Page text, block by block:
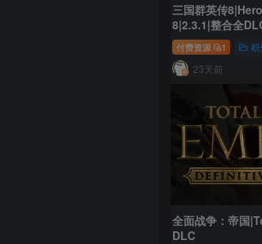
三国群英传
8|2.3.1|整合全
付费资源 1 积
23天前
全面战争：帝国
DLC